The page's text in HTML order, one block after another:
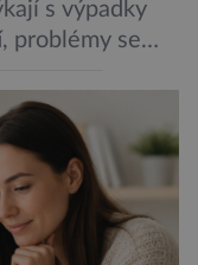
s výpadky
problémy se
o
že za tím
[…]